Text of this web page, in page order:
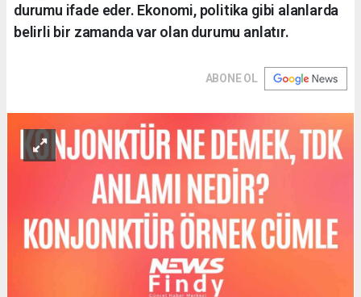
durumu ifade eder. Ekonomi, politika gibi alanlarda
belirli bir zamanda var olan durumu anlatır.
ABONE OL